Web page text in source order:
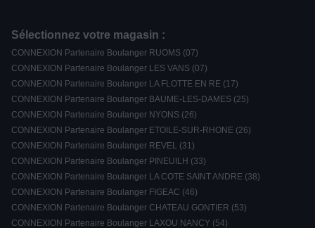
Sélectionnez votre magasin :
CONNEXION Partenaire Boulanger RUOMS (07)
CONNEXION Partenaire Boulanger LES VANS (07)
CONNEXION Partenaire Boulanger LA FLOTTE EN RE (17)
CONNEXION Partenaire Boulanger BAUME-LES-DAMES (25)
CONNEXION Partenaire Boulanger NYONS (26)
CONNEXION Partenaire Boulanger ETOILE-SUR-RHONE (26)
CONNEXION Partenaire Boulanger REVEL (31)
CONNEXION Partenaire Boulanger PINEUILH (33)
CONNEXION Partenaire Boulanger LA COTE SAINT ANDRE (38)
CONNEXION Partenaire Boulanger FIGEAC (46)
CONNEXION Partenaire Boulanger CHATEAU GONTIER (53)
CONNEXION Partenaire Boulanger LAXOU NANCY (54)